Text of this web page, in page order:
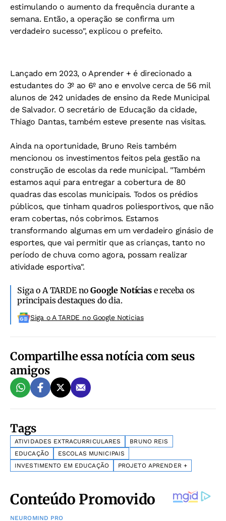
estimulando o aumento da frequência durante a
semana. Então, a operação se confirma um
verdadeiro sucesso", explicou o prefeito.
Lançado em 2023, o Aprender + é direcionado a
estudantes do 3º ao 6º ano e envolve cerca de 56 mil
alunos de 242 unidades de ensino da Rede Municipal
de Salvador. O secretário de Educação da cidade,
Thiago Dantas, também esteve presente nas visitas.
Ainda na oportunidade, Bruno Reis também
mencionou os investimentos feitos pela gestão na
construção de escolas da rede municipal. "Também
estamos aqui para entregar a cobertura de 80
quadras das escolas municipais. Todos os prédios
públicos, que tinham quadros poliesportivos, que não
eram cobertas, nós cobrimos. Estamos
transformando algumas em um verdadeiro ginásio de
esportes, que vai permitir que as crianças, tanto no
período de chuva como agora, possam realizar
atividade esportiva".
Siga o A TARDE noGoogle Notíciase receba os
principais destaques do dia.
Siga o A TARDE no Google Noticias
Compartilhe essa notícia com seus
amigos
Tags
ATIVIDADES EXTRACURRICULARES
BRUNO REIS
EDUCAÇÃO
ESCOLAS MUNICIPAIS
INVESTIMENTO EM EDUCAÇÃO
PROJETO APRENDER +